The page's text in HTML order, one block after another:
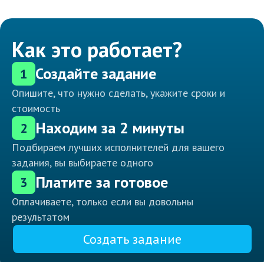
Как это работает?
1 Создайте задание
Опишите, что нужно сделать, укажите сроки и
стоимость
2 Находим за 2 минуты
Подбираем лучших исполнителей для вашего
задания, вы выбираете одного
3 Платите за готовое
Оплачиваете, только если вы довольны
результатом
Создать задание